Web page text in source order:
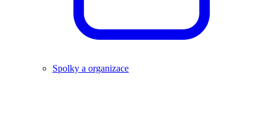
Spolky a organizace